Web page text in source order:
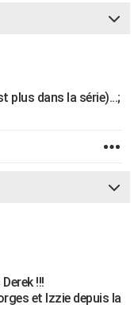
plus dans la série)...;
!!!
et Izzie depuis la